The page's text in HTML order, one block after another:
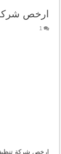
ارخص
1
ارخص شركة